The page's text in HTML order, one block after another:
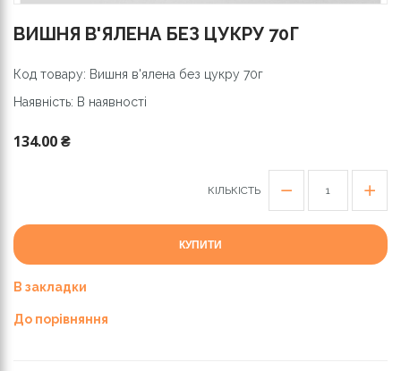
ВИШНЯ В'ЯЛЕНА БЕЗ ЦУКРУ 70Г
Код товару: Вишня в'ялена без цукру 70г
Наявність: В наявності
134.00 ₴
КІЛЬКІСТЬ
КУПИТИ
В закладки
До порівняння